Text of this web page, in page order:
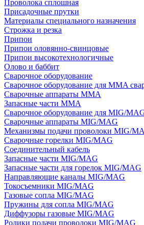
Проволока сплошная
Присадочные прутки
Материалы специального назначения
Строжка и резка
Припои
Припои оловянно-свинцовые
Припои высокотехнологичные
Олово и баббит
Сварочное оборудование
Сварочное оборудование для MMA
Сварочные аппараты MMA
Запасные части MMA
Сварочное оборудование для MIG/
Сварочные аппараты MIG/MAG
Механизмы подачи проволоки MIG/
Сварочные горелки MIG/MAG
Соединительный кабель
Запасные части MIG/MAG
Запасные части для горелок MIG/MAG
Направляющие каналы MIG/MAG
Токосъемники MIG/MAG
Газовые сопла MIG/MAG
Пружины для сопла MIG/MAG
Диффузоры газовые MIG/MAG
Ролики подачи проволоки MIG/MAG